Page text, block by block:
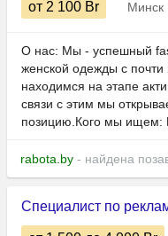
от 2 100 Br Минск
О нас: Мы - успешный
женской одежды с
находимся на этапе
связи с этим мы
позицию.Кого мы ищем:
rabota.by - найдена
Специалист по